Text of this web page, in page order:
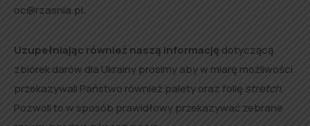
oc@rzasnia.pl.
Uzupełniając również naszą informację dotyczącą
zbiórek darów dla Ukrainy prosimy aby w miarę możliwości
przekazywali Państwo również palety oraz folię stretch.
Pozwoli to w sposób prawidłowy przekazywać zebrane